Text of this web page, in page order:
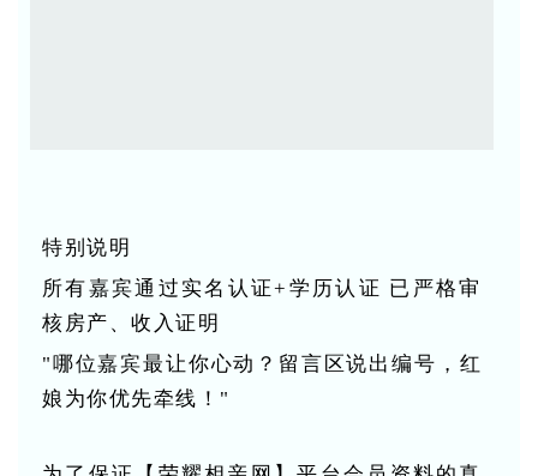
特别说明
所有嘉宾通过实名认证+学历认证 已严格审
核房产、收入证明
"哪位嘉宾最让你心动？留言区说出编号，红
娘为你优先牵线！"